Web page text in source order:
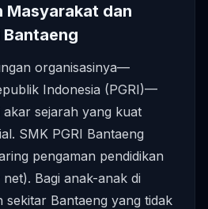
Masyarakat dan
Bantaeng
organisasinya—
Indonesia (PGRI)—
akar sejarah yang kuat
SMK PGRI Bantaeng
pengaman pendidikan
Bagi anak-anak di
sekitar Bantaeng yang tidak